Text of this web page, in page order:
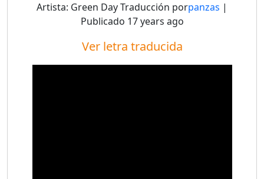
Artista: Green DayTraducción porpanzas |
Publicado 17 years ago
Ver letra traducida